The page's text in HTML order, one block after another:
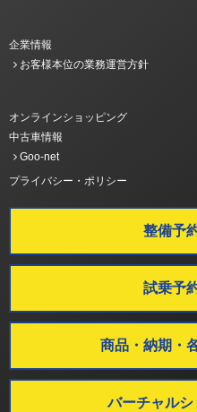
企業情報
お客様本位の業務運営方針
オンラインショッピング
中古車情報
Goo-net
プライバシー・ポリシー
整備予
試乗予
商品・納期・
バーチャル